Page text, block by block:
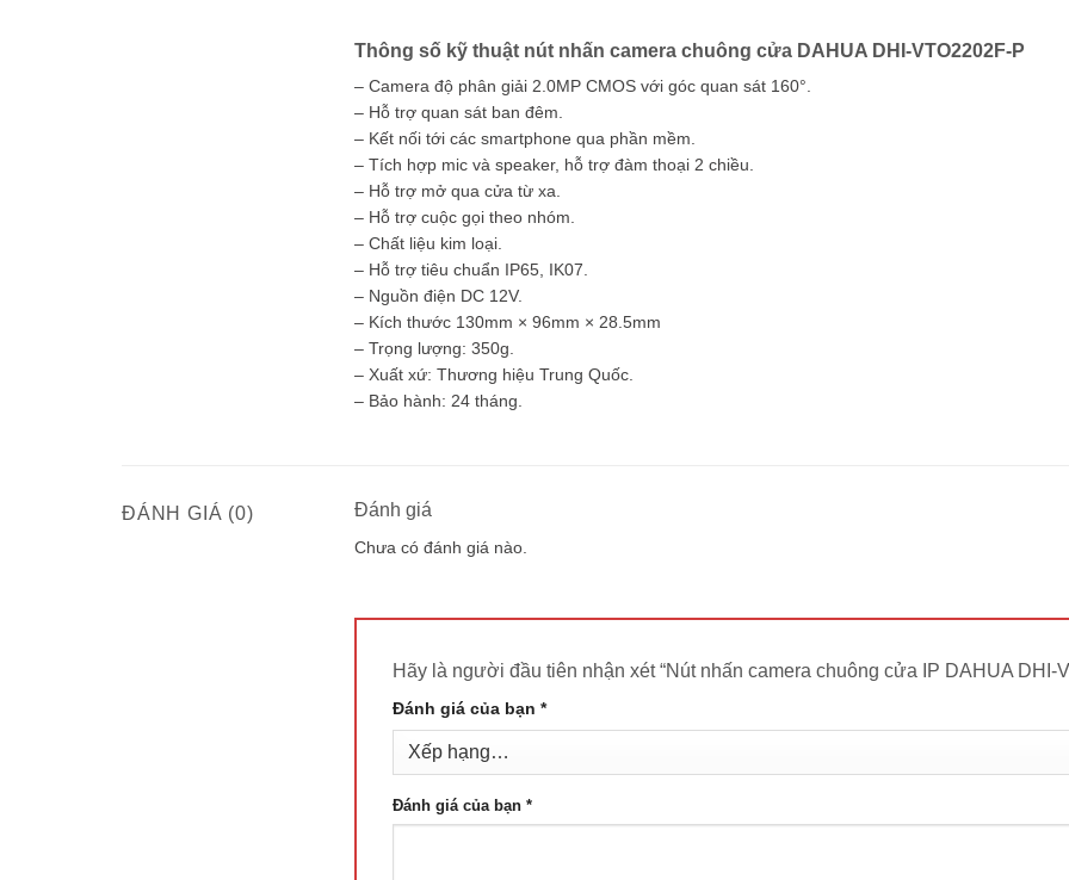
Thông số kỹ thuật nút nhấn camera chuông cửa DAHUA DHI-VTO2202F-P
– Camera độ phân giải 2.0MP CMOS với góc quan sát 160°.
– Hỗ trợ quan sát ban đêm.
– Kết nối tới các smartphone qua phần mềm.
– Tích hợp mic và speaker, hỗ trợ đàm thoại 2 chiều.
– Hỗ trợ mở qua cửa từ xa.
– Hỗ trợ cuộc gọi theo nhóm.
– Chất liệu kim loại.
– Hỗ trợ tiêu chuẩn IP65, IK07.
– Nguồn điện DC 12V.
– Kích thước 130mm × 96mm × 28.5mm
– Trọng lượng: 350g.
– Xuất xứ: Thương hiệu Trung Quốc.
– Bảo hành: 24 tháng.
ĐÁNH GIÁ (0) Đánh giá
Chưa có đánh giá nào.
Hãy là người đầu tiên nhận xét “Nút nhấn camera chuông cửa IP DAHUA DHI-
Đánh giá của bạn *
Đánh giá của bạn *